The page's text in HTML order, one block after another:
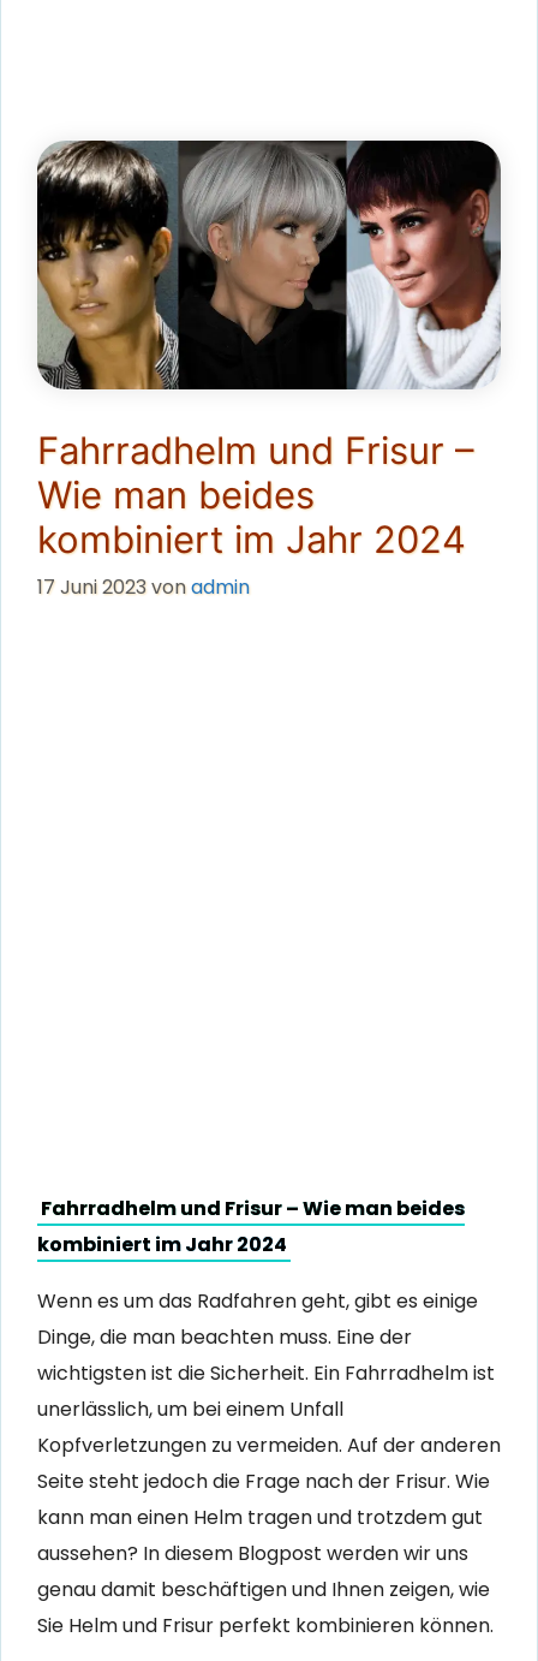
Fahrradhelm und Frisur –
Wie man beides
kombiniert im Jahr 2024
17 Juni 2023vonadmin
Fahrradhelm und Frisur – Wie man beides
kombiniert im Jahr 2024
Wenn es um das Radfahren geht, gibt es einige
Dinge, die man beachten muss. Eine der
wichtigsten ist die Sicherheit. Ein Fahrradhelm ist
unerlässlich, um bei einem Unfall
Kopfverletzungen zu vermeiden. Auf der anderen
Seite steht jedoch die Frage nach der Frisur. Wie
kann man einen Helm tragen und trotzdem gut
aussehen? In diesem Blogpost werden wir uns
genau damit beschäftigen und Ihnen zeigen, wie
Sie Helm und Frisur perfekt kombinieren können.